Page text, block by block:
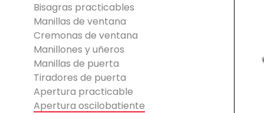
Bisagras practicables
Manillas de ventana
Cremonas de ventana
Manillones y uñeros
Manillas de puerta
Tiradores de puerta
Apertura practicable
Apertura oscilobatiente